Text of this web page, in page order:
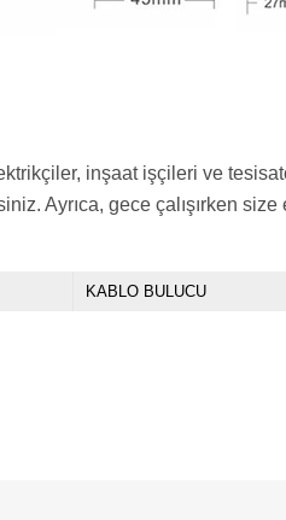
inşaat işçileri ve
Ayrıca, gece çalışırken
KABLO BULUCU